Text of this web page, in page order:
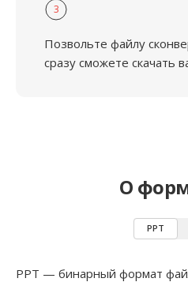
3
Позвольте файлу
сразу сможете скачать
О
PPT
PPT — бинарный формат